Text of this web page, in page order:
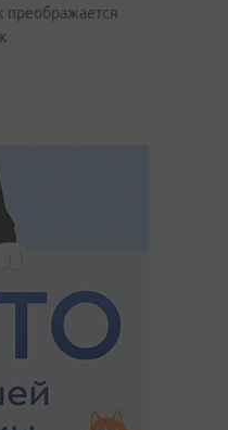
преображается